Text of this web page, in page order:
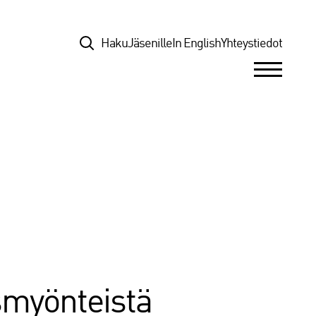
TopHakuJäsenille In EnglishYhteystiedot